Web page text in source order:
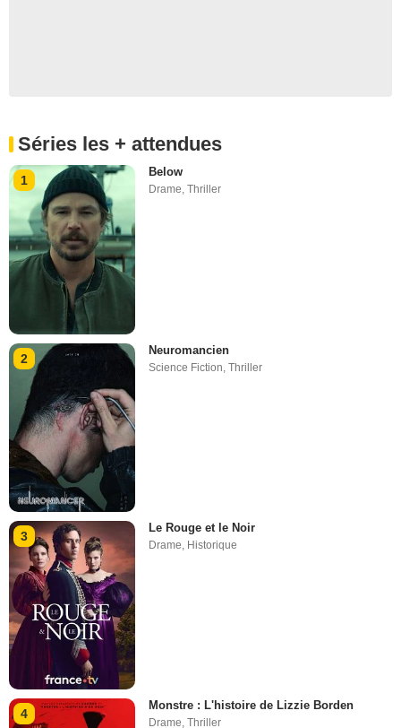
Séries les + attendues
1
Below
Drame,Thriller
2
Neuromancien
Science Fiction ,Thriller
3
Le Rouge et le Noir
Drame, Historique
4
Monstre : L'histoire de Lizzie Borden
Drame,Thriller